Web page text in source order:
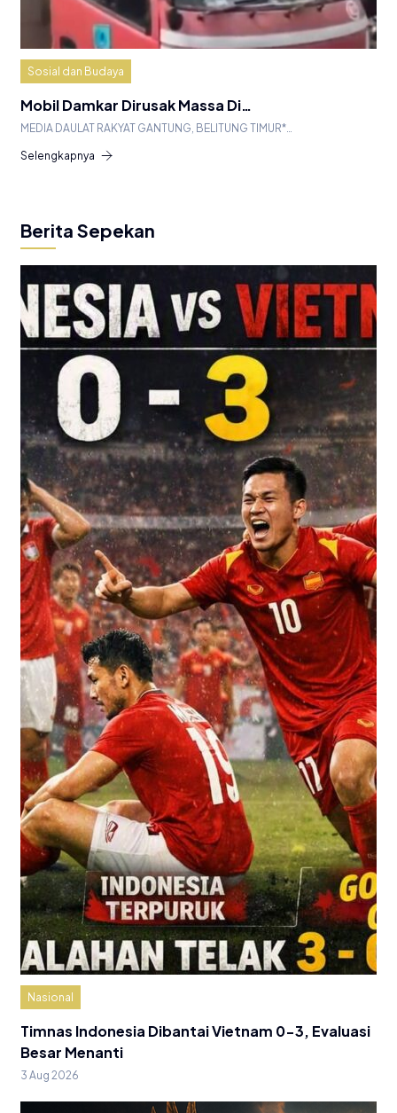
Sosial dan Budaya
Mobil Damkar Dirusak Massa Di…
MEDIA DAULAT RAKYAT GANTUNG, BELITUNG TIMUR*…
Selengkapnya
Berita Sepekan
Nasional
Timnas Indonesia Dibantai Vietnam 0-3, Evaluasi
Besar Menanti
3 Aug 2026